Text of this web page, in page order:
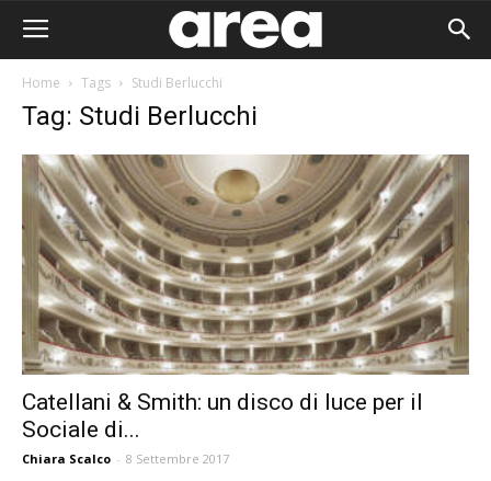
Home Tags Studi Berlucchi
Tag: Studi Berlucchi
Catellani & Smith: un disco di luce per il
Sociale di...
Chiara Scalco - 8 Settembre 2017